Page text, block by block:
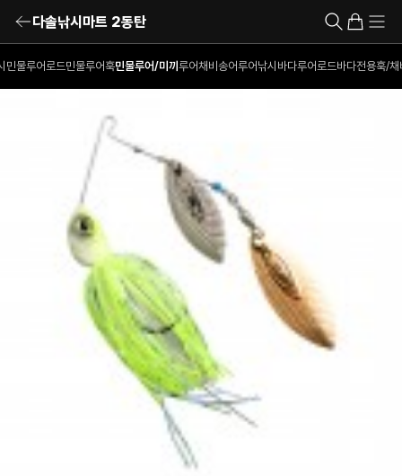
다솔낚시마트 2동탄
민물루어로드민물루어훅민물루어/미끼 루어채비 송어루어낚시 바다루어로드바다전용훅/채